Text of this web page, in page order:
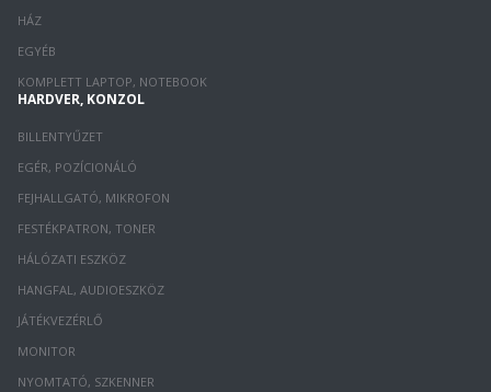
HÁZ
EGYÉB
KOMPLETT LAPTOP, NOTEBOOK
HARDVER, KONZOL
BILLENTYŰZET
EGÉR, POZÍCIONÁLÓ
FEJHALLGATÓ, MIKROFON
FESTÉKPATRON, TONER
HÁLÓZATI ESZKÖZ
HANGFAL, AUDIOESZKÖZ
JÁTÉKVEZÉRLŐ
MONITOR
NYOMTATÓ, SZKENNER